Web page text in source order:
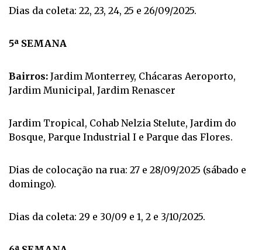
Dias da coleta: 22, 23, 24, 25 e 26/09/2025.
5ª SEMANA
Bairros: Jardim Monterrey, Chácaras Aeroporto,
Jardim Municipal, Jardim Renascer
Jardim Tropical, Cohab Nelzia Stelute, Jardim do
Bosque, Parque Industrial I e Parque das Flores.
Dias de colocação na rua: 27 e 28/09/2025 (sábado e
domingo).
Dias da coleta: 29 e 30/09 e 1, 2 e 3/10/2025.